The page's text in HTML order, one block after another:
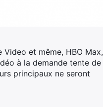
et même, HBO Max,
à la demande tente de
principaux ne seront